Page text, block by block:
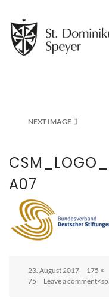
NEXT IMAGE
A07
Posted
on
23. August 2017
Full
size
175 ×
75
Leave a